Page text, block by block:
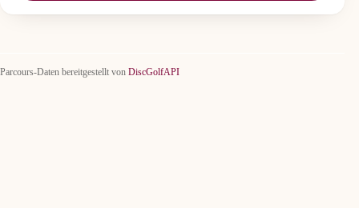
Parcours-Daten bereitgestellt von DiscGolfAPI